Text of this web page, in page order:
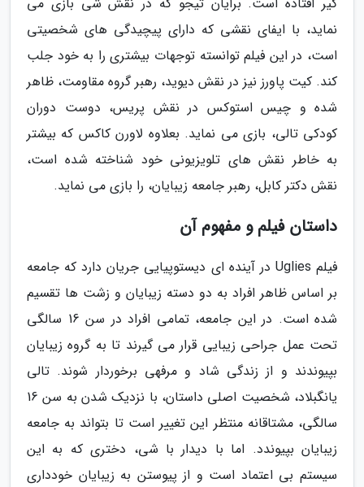
نماید، با ایفای نقشی که دارای پیچیدگی های شخصیتی
است، در این فیلم توانسته توجهات بیشتری را به خود جلب
کند. کیت پاورز نیز در نقش دیوید، رهبر گروه مقاومت، ظاهر
شده و چیس استوکس در نقش پریس، دوست دوران
کودکی تالی، بازی می نماید. بعلاوه لاورن کاکس که بیشتر
به خاطر نقش های تلویزیونی خود شناخته شده است،
نقش دکتر کابل، رهبر جامعه زیبایان، را بازی می نماید.
داستان فیلم و مفهوم آن
فیلم Uglies در آینده ای دیستوپیایی جریان دارد که جامعه
بر اساس ظاهر افراد به دو دسته زیبایان و زشت ها تقسیم
شده است. در این جامعه، تمامی افراد در سن 16 سالگی
تحت عمل جراحی زیبایی قرار می گیرند تا به گروه زیبایان
بپیوندند و از زندگی شاد و مرفهی برخوردار شوند. تالی
یانگبلاد، شخصیت اصلی داستان، با نزدیک شدن به سن 16
سالگی، مشتاقانه منتظر این تغییر است تا بتواند به جامعه
زیبایان بپیوندد. اما با دیدار با شی، دختری که به این
سیستم بی اعتماد است و از پیوستن به زیبایان خودداری